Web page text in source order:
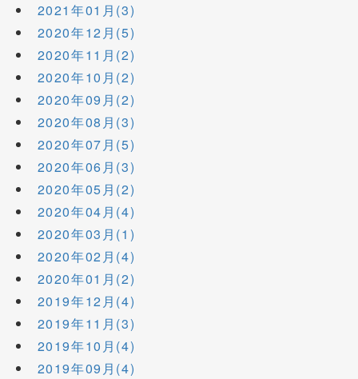
2021年01月(3)
2020年12月(5)
2020年11月(2)
2020年10月(2)
2020年09月(2)
2020年08月(3)
2020年07月(5)
2020年06月(3)
2020年05月(2)
2020年04月(4)
2020年03月(1)
2020年02月(4)
2020年01月(2)
2019年12月(4)
2019年11月(3)
2019年10月(4)
2019年09月(4)